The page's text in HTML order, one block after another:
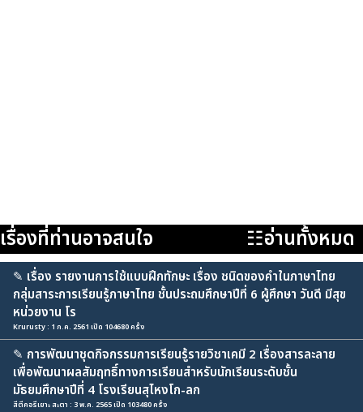
เรื่องที่ท่านอาจสนใจ ☷อ่านทั้งหมด
✎ เรื่อง รายงานการใช้แบบฝึกทักษะ เรื่อง ชนิดของคำในภาษาไทย
กลุ่มสาระการเรียนรู้ภาษาไทย ชั้นประถมศึกษาปีที่ 6 ผู้ศึกษา วันดี มีสุข
หน่วยงาน โร
Krurusty : 1 ก.ค. 2561 เปิด 104680 ครั้ง
✎ การพัฒนาชุดกิจกรรมการเรียนรู้รายวิชาเคมี 2 เรื่องสารละลาย
เพื่อพัฒนาผลสัมฤทธิ์ทางการเรียนสำหรับนักเรียนระดับชั้น
มัธยมศึกษาปีที่ 4 โรงเรียนสุไหงโก-ลก
สีตีคอรีเยาะ สะตา : 3 พ.ค. 2565 เปิด 103480 ครั้ง